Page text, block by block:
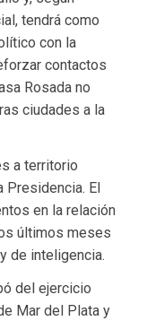
tendrá como
con la
contactos
Rosada no
ciudades a la
a territorio
Presidencia. El
en la relación
últimos meses
de inteligencia.
del ejercicio
Mar del Plata y